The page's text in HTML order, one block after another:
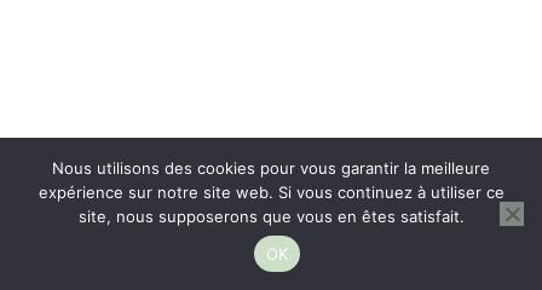
Nous utilisons des cookies pour vous garantir la meilleure
expérience sur notre site web. Si vous continuez à utiliser ce
site, nous supposerons que vous en êtes satisfait.
OK